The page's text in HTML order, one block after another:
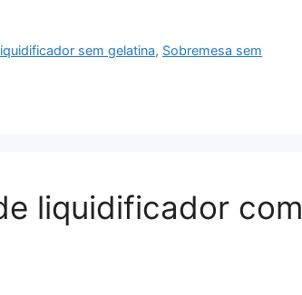
sem gelatina, Sobremesa sem
liquidificador com